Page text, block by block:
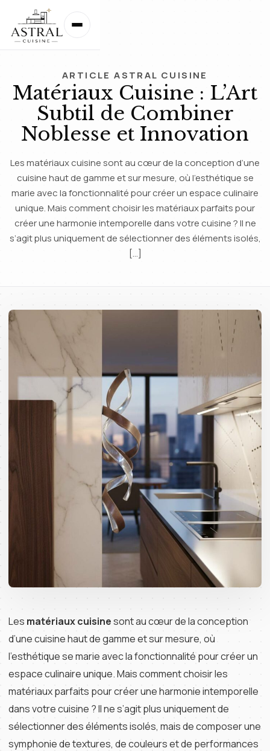
ARTICLE ASTRAL CUISINE
Matériaux Cuisine : L’Art
Subtil de Combiner
Noblesse et Innovation
Les matériaux cuisine sont au cœur de la conception d’une
cuisine haut de gamme et sur mesure, où l’esthétique se
marie avec la fonctionnalité pour créer un espace culinaire
unique. Mais comment choisir les matériaux parfaits pour
créer une harmonie intemporelle dans votre cuisine ? Il ne
s’agit plus uniquement de sélectionner des éléments isolés,
[…]
Les matériaux cuisinesont au cœur de la conception
d’une cuisine haut de gamme et sur mesure, où
l’esthétique se marie avec la fonctionnalité pour créer un
espace culinaire unique. Mais comment choisir les
matériaux parfaits pour créer une harmonie intemporelle
dans votre cuisine ? Il ne s’agit plus uniquement de
sélectionner des éléments isolés, mais de composer une
symphonie de textures, de couleurs et de performances